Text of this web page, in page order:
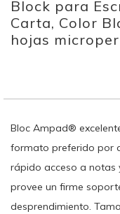
to
the
beginning
of
Block para
Carta, Color
hojas
Bloc Ampad®
formato preferido por
rápido acceso a notas
provee un firme
desprendimiento.